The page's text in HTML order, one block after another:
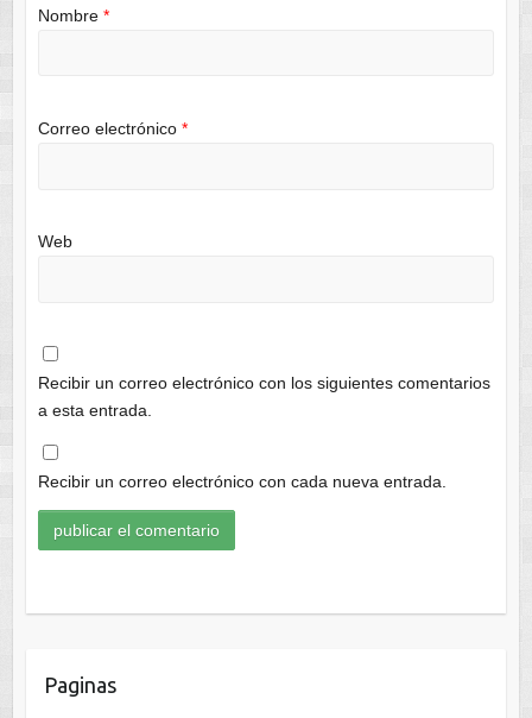
Nombre *
Correo electrónico *
Web
Recibir un correo electrónico con los siguientes comentarios
a esta entrada.
Recibir un correo electrónico con cada nueva entrada.
Paginas